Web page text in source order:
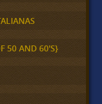
50 AND 60'S}